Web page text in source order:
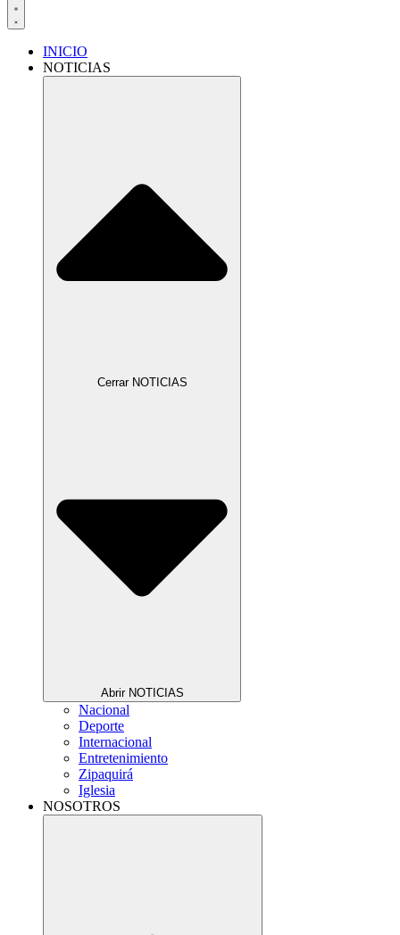
INICIO
NOTICIAS
Cerrar NOTICIAS
Abrir NOTICIAS
Nacional
Deporte
Internacional
Entretenimiento
Zipaquirá
Iglesia
NOSOTROS